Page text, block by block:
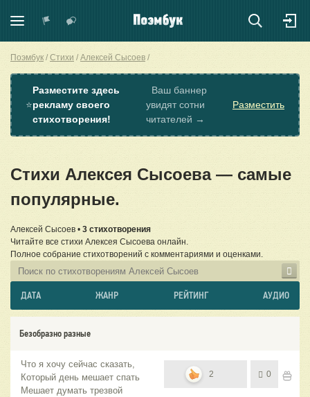
Поэмбук Стихи Алексей Сысоев
⭐
Разместите здесь
рекламу своего
стихотворения!
Ваш баннер
увидят сотни
читателей →
Разместить
Стихи Алексея Сысоева — самые
популярные.
Алексей Сысоев • 3 стихотворения
Читайте все стихи Алексея Сысоева онлайн.
Полное собрание стихотворений с комментариями и оценками.
ДАТА ЖАНР РЕЙТИНГ АУДИО
Безобразно разные
Что я хочу сейчас сказать,
Который день мешает спать
Мешает думать трезвой
2 0